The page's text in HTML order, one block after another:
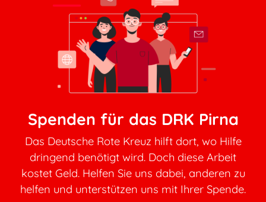
Spenden für das DRK Pirna
Das Deutsche Rote Kreuz hilft dort, wo Hilfe
dringend benötigt wird. Doch diese Arbeit
kostet Geld. Helfen Sie uns dabei, anderen zu
helfen und unterstützen uns mit Ihrer Spende.